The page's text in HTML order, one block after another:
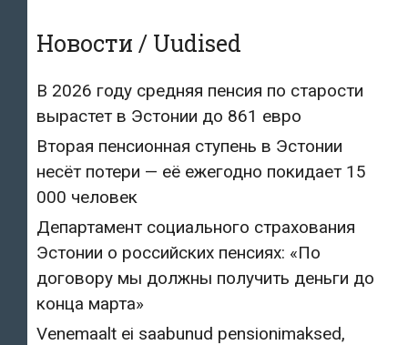
Новости / Uudised
В 2026 году средняя пенсия по старости
вырастет в Эстонии до 861 евро
Вторая пенсионная ступень в Эстонии
несёт потери — её ежегодно покидает 15
000 человек
Департамент социального страхования
Эстонии о российских пенсиях: «По
договору мы должны получить деньги до
конца марта»
Venemaalt ei saabunud pensionimaksed,